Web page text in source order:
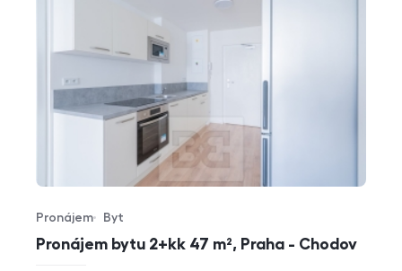
Pronájem bytu 2+kk 47 m², Praha - Chodov
Typ nabídky
Pronájem
Typ nemovitosti
Byt